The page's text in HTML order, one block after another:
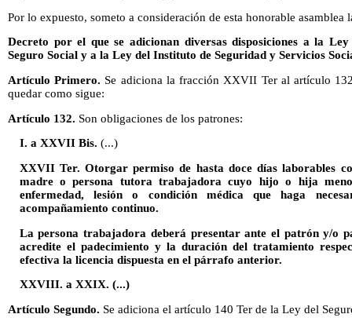
Por lo expuesto, someto a consideración de esta honorable
Decreto por el que se adicionan diversas disposiciones a la
Seguro Social y a la Ley del Instituto de Seguridad y Servicios
Artículo Primero. Se adiciona la fracción XXVII Ter al artículo
quedar como sigue:
Artículo 132. Son obligaciones de los patrones:
I. a XXVII Bis. (...)
XXVII Ter. Otorgar permiso de hasta doce días laborables
madre o persona tutora trabajadora cuyo hijo o hija
enfermedad, lesión o condición médica que haga
acompañamiento continuo.
La persona trabajadora deberá presentar ante el patrón y/o
acredite el padecimiento y la duración del tratamiento
efectiva la licencia dispuesta en el párrafo anterior.
XXVIII. a XXIX. (...)
Artículo Segundo. Se adiciona el artículo 140 Ter de la Ley del